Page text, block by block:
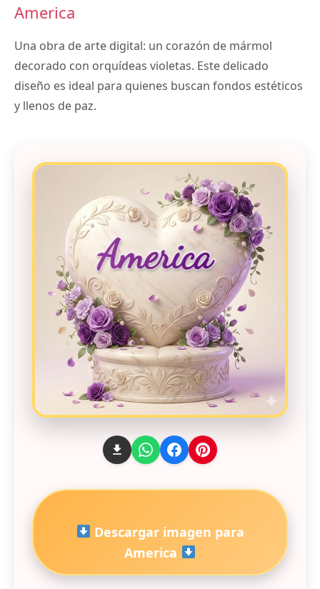
America
Una obra de arte digital: un corazón de mármol
decorado con orquídeas violetas. Este delicado
diseño es ideal para quienes buscan fondos estéticos
y llenos de paz.
Descargar imagen para
America